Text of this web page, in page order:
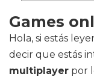
Games
Hola, si estás
decir que estás
multiplayer por